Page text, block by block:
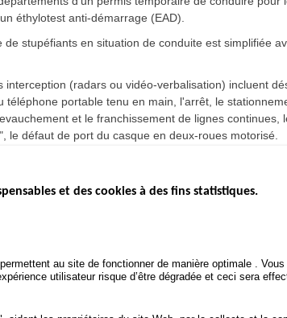
éthylotest anti-démarrage (EAD).
stupéfiants en situation de conduite est simplifiée
(radars ou vidéo-verbalisation) incluent
portable tenu en main, l'arrêt, le
et le franchissement de lignes continues,
le défaut de port du casque en deux-roues motorisé.
Bilan annuel des infractions
et des cookies à des fins statistiques.
au site de fonctionner de manière optimale .
utilisateur risque d’être dégradée et ceci sera